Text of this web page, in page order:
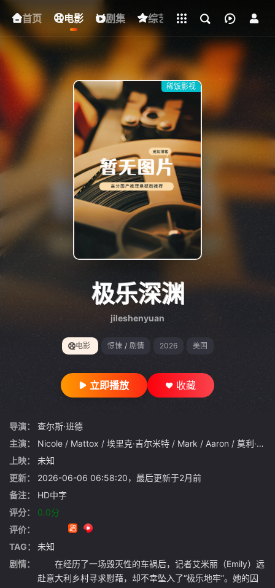
首页 电影 剧集 综艺 动漫 短剧
下载客户端
gt 0"}
稀饭影视
极乐深渊
jileshenyuan
电影 惊悚 / 剧情 2026 美国
立即播放 收藏
导演：
查尔斯·班德
主演：
Nicole / Mattox / 埃里克·吉尔米特 / Mark / Aaron / 莫利·安德森
上映：
未知
更新：
2026-06-06 06:58:20，最后更新于2月前
备注：
HD中字
评分：
0.0分
评价：
TAG：
未知
剧情：
在经历了一场毁灭性的车祸后，记者艾米丽（Emily）远
赴意大利乡村寻求慰藉，却不幸坠入了“极乐地牢”。她的囚